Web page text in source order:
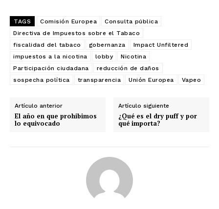
TAGS Comisión Europea
Consulta pública
Directiva de Impuestos sobre el Tabaco
fiscalidad del tabaco
gobernanza
Impact Unfiltered
impuestos a la nicotina
lobby
Nicotina
Participación ciudadana
reducción de daños
sospecha política
transparencia Unión Europea Vapeo
Artículo anterior
El año en que prohibimos
lo equivocado
Artículo siguiente
¿Qué es el dry puff y por
qué importa?